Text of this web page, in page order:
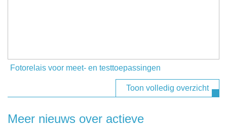
Fotorelais voor meet- en testtoepassingen
Toon volledig overzicht
Meer nieuws over actieve